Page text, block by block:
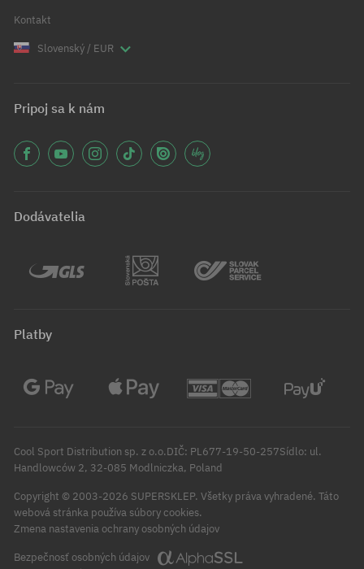
Kontakt
Slovenský / EUR
Pripoj sa k nám
Dodávatelia
Platby
Cool Sport Distribution sp. z o.o.DIČ: PL677-19-50-257Sídlo: ul.
Handlowców 2, 32-085 Modlniczka, Poland
Copyright © 2003-2026 SUPERSKLEP. Všetky práva vyhradené. Táto
webová stránka používa súbory cookies.
Zmena nastavenia ochrany osobných údajov
Bezpečnosť osobných údajov